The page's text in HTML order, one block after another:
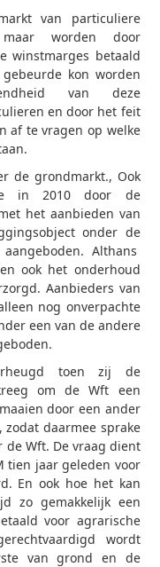
van particuliere
maar worden door
winstmarges betaald
kon worden
van deze
en door het feit
af te vragen op welke
de grondmarkt., Ook
in 2010 door de
het aanbieden van
onder de
Althans
ook het onderhoud
Aanbieders van
nog onverpachte
een van de andere
toen zij de
om de Wft een
door een ander
zodat daarmee sprake
de Wft. De vraag dient
tien jaar geleden voor
En ook hoe het kan
zo gemakkelijk een
voor agrarische
wordt
van grond en de